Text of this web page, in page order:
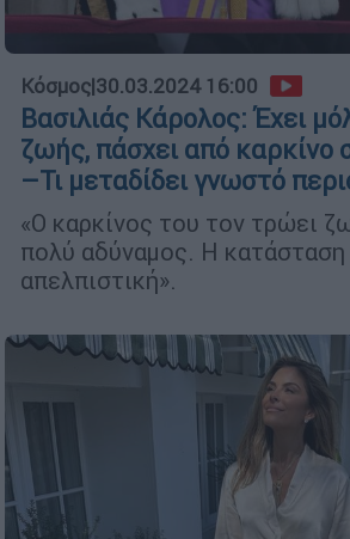
Κόσμος|30.03.2024 16:00
Βασιλιάς Κάρολος: Έχει
ζωής, πάσχει από καρκίνο
–Τι μεταδίδει γνωστό
«Ο καρκίνος του τον τρώει
πολύ αδύναμος. Η κατάσταση
απελπιστική».